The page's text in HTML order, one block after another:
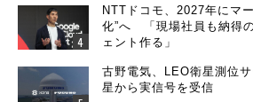
NTTドコモ、2027年にマ
化”へ 「現場社員も納得
ェント作る」
古野電気、LEO衛星測位
星から実信号を受信